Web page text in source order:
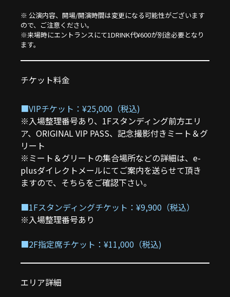
※ 公演内容、開場/開演時間は変更になる可能性がございます
ので、ご注意ください。
※来場時にエントランスにて1DRINK代¥600が別途必要となり
ます。
チケット料金
■VIPチケット：¥25,000（税込)
※入場整理番号あり、1Fスタンディング前方エリ
ア、ORIGINAL VIP PASS、記念撮影付きミート＆グ
リート
※ミート＆グリートの集合場所などの詳細は、e-
plusダイレクトメールにてご案内を送らせて頂き
ますので、そちらをご確認下さい。
■1Fスタンディングチケット：¥9,900（税込）
※入場整理番号あり
■2F指定席チケット：¥11,000（税込)
エリア詳細